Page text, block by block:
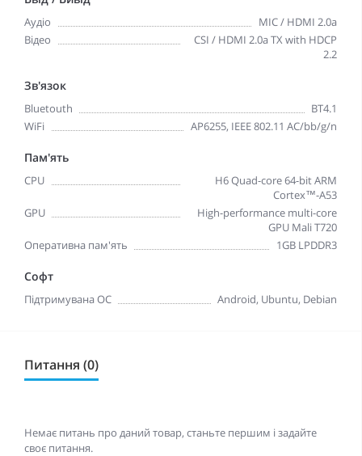
Аудіо
MIC / HDMI 2.0a
Відео
CSI / HDMI 2.0a TX with HDCP
2.2
Зв'язок
Bluetouth
BT4.1
WiFi
AP6255, IEEE 802.11 AC/bb/g/n
Пам'ять
CPU
H6 Quad-core 64-bit ARM
Cortex™-A53
GPU
High-performance multi-core
GPU Mali T720
Оперативна пам'ять
1GB LPDDR3
Софт
Підтримувана ОС Android, Ubuntu, Debian
Питання (0)
Немає питань про даний товар, станьте першим і задайте
своє питання.